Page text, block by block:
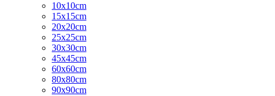
10x10cm
15x15cm
20x20cm
25x25cm
30x30cm
45x45cm
60x60cm
80x80cm
90x90cm